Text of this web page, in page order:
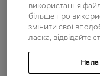
Оплата
Оплата
використання
більше про
змінити свої
ласка, відвідайте